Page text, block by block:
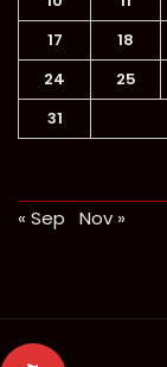
17
18
24
25
31
« Sep Nov »